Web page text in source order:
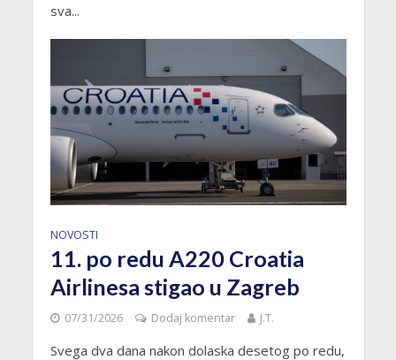
sva...
NOVOSTI
11. po redu A220 Croatia
Airlinesa stigao u Zagreb
07/31/2026 Dodaj komentar J.T.
Svega dva dana nakon dolaska desetog po redu,